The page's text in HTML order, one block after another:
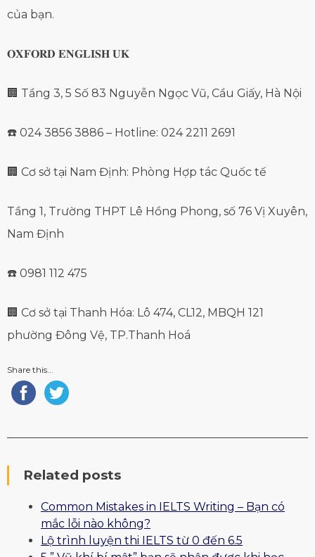
của bạn.
𝐎𝐗𝐅𝐎𝐑𝐃 𝐄𝐍𝐆𝐋𝐈𝐒𝐇 𝐔𝐊
🏢 Tầng 3, 5 Số 83 Nguyễn Ngọc Vũ, Cầu Giấy, Hà Nội
☎️ 024 3856 3886 – Hotline: 024 2211 2691
🏢 Cơ sở tại Nam Định: Phòng Hợp tác Quốc tế
Tầng 1, Trường THPT Lê Hồng Phong, số 76 Vị Xuyên,
Nam Định
☎️ 0981 112 475
🏢 Cơ sở tại Thanh Hóa: Lô 474, CL12, MBQH 121
phường Đông Vệ, TP.Thanh Hoá
Share this...
Related posts
Common Mistakes in IELTS Writing – Bạn có
mắc lỗi nào không?
Lộ trình luyện thi IELTS từ 0 đến 6.5